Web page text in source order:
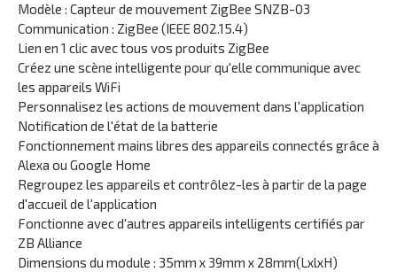
Modèle : Capteur de mouvement ZigBee SNZB-03
Communication : ZigBee (IEEE 802.15.4)
Lien en 1 clic avec tous vos produits ZigBee
Créez une scène intelligente pour qu'elle communique avec
les appareils WiFi
Personnalisez les actions de mouvement dans l'application
Notification de l'état de la batterie
Fonctionnement mains libres des appareils connectés grâce à
Alexa ou Google Home
Regroupez les appareils et contrôlez-les à partir de la page
d'accueil de l'application
Fonctionne avec d'autres appareils intelligents certifiés par
ZB Alliance
Dimensions du module : 35mm x 39mm x 28mm(LxlxH)